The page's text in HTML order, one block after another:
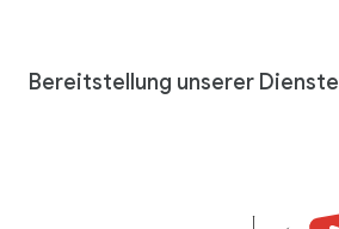
Bereitstellung unserer Dienste